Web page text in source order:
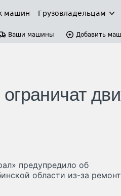
машин Грузовладельцам
Ваши машины Добавить
предупредило об
области из-за